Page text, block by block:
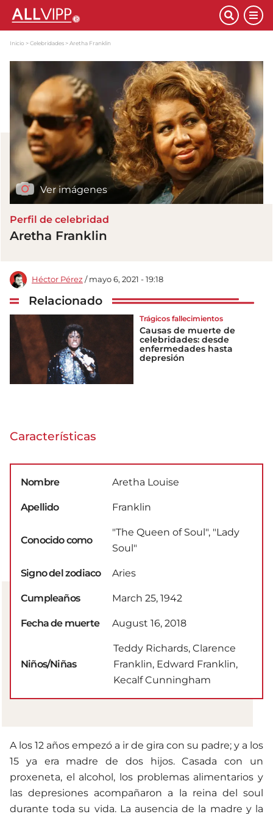
Inicio Celebridades Aretha Franklin
Ver imágenes
Perfil de celebridad
Aretha Franklin
Héctor Pérez / mayo 6, 2021 - 19:18
Relacionado
Trágicos fallecimientos
Causas de muerte de
celebridades: desde
enfermedades hasta
depresión
Características
Nombre Aretha Louise
Apellido Franklin
Conocido como
"The Queen of Soul", "Lady
Soul"
Signo del zodiaco Aries
Cumpleaños March 25, 1942
Fecha de muerte August 16, 2018
Niños/Niñas
Teddy Richards, Clarence
Franklin, Edward Franklin,
Kecalf Cunningham
A los 12 años empezó a ir de gira con su padre; y a los
15 ya era madre de dos hijos. Casada con un
proxeneta, el alcohol, los problemas alimentarios y
las depresiones acompañaron a la reina del soul
durante toda su vida. La ausencia de la madre y la